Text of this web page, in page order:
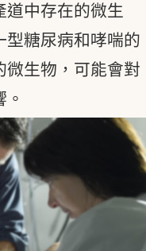
道中存在的微生
型糖尿病和哮喘的
微生物，可能會對